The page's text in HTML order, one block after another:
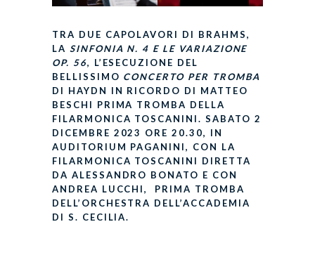
TRA DUE CAPOLAVORI DI BRAHMS,
LA SINFONIA N. 4 E LE VARIAZIONE
OP. 56, L’ESECUZIONE DEL
BELLISSIMO CONCERTO PER TROMBA
DI HAYDN IN RICORDO DI MATTEO
BESCHI PRIMA TROMBA DELLA
FILARMONICA TOSCANINI. SABATO 2
DICEMBRE 2023 ORE 20.30, IN
AUDITORIUM PAGANINI, CON LA
FILARMONICA TOSCANINI DIRETTA
DA ALESSANDRO BONATO E CON
ANDREA LUCCHI, PRIMA TROMBA
DELL’ORCHESTRA DELL’ACCADEMIA
DI S. CECILIA.